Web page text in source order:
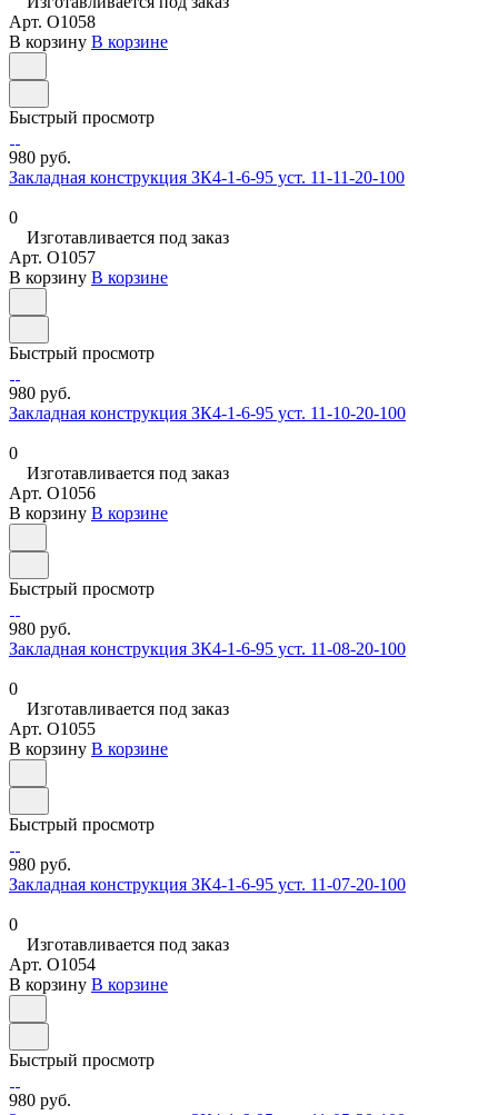
Арт. O1058
В корзину В корзине
Быстрый просмотр
980 руб.
Закладная конструкция ЗК4-1-6-95 уст. 11-11-20-100
0
Изготавливается под заказ
Арт. O1057
В корзину В корзине
Быстрый просмотр
980 руб.
Закладная конструкция ЗК4-1-6-95 уст. 11-10-20-100
0
Изготавливается под заказ
Арт. O1056
В корзину В корзине
Быстрый просмотр
980 руб.
Закладная конструкция ЗК4-1-6-95 уст. 11-08-20-100
0
Изготавливается под заказ
Арт. O1055
В корзину В корзине
Быстрый просмотр
980 руб.
Закладная конструкция ЗК4-1-6-95 уст. 11-07-20-100
0
Изготавливается под заказ
Арт. O1054
В корзину В корзине
Быстрый просмотр
980 руб.